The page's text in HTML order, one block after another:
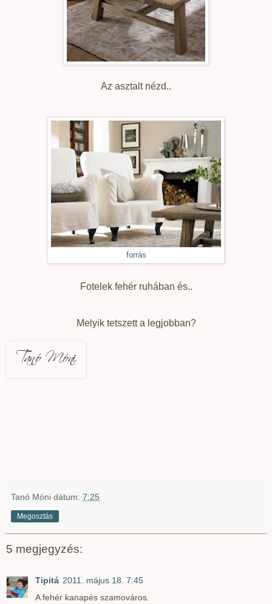
Az asztalt nézd..
forrás
Fotelek fehér ruhában és..
Melyik tetszett a legjobban?
Tanó Móni dátum: 7:25
Megosztás
5 megjegyzés:
Tipitá 2011. május 18. 7:45
A fehér kanapés szamováros.